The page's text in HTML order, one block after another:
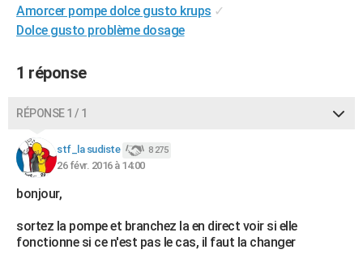
BONS PLANS
Carte de Noël
Carte Bonne année
Carte Saint-Valentin
Carte Pâques
Carte d'anniversaire
DICTIONNAIRE
Dictionnaire
Biographies
Citations
Expressions
Proverbes
PROGRAMME TV
COPAINS D'AVANT
S'inscrire
Se connecter
Lycées
Collèges
Primaires
Universités
Entreprises
Service militaire
Avis de recherche
Bricolage
Lifestyle
Culture
Sport
Auto
Television
Voyage
Cinema
Amorcer pompe dolce gusto krups ✓
Dolce gusto problème dosage
1 réponse
RÉPONSE 1 / 1
stf_la sudiste 8 275
26 févr. 2016 à 14:00
bonjour,
sortez la pompe et branchez la en direct voir si elle
fonctionne si ce n'est pas le cas, il faut la changer